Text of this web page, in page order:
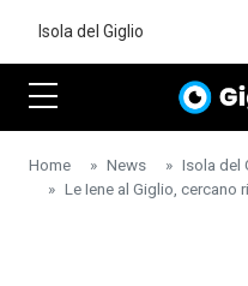
Isola del Giglio
Home News Isola del
Le Iene al Giglio, cercano